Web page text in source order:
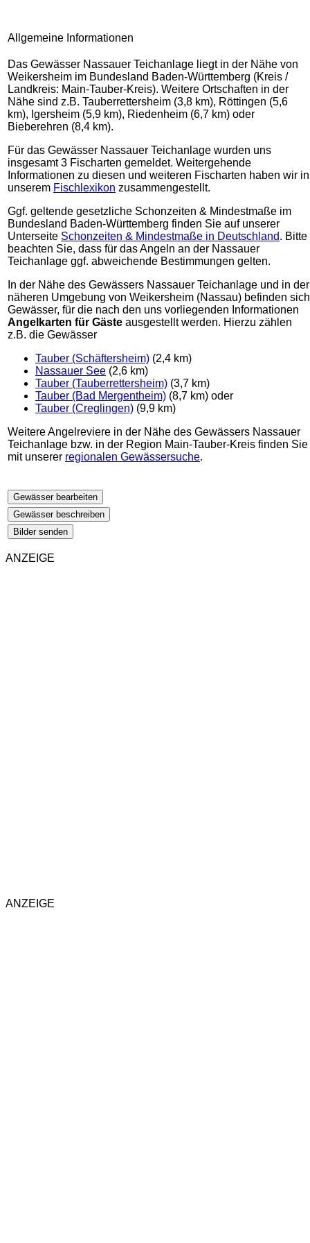
Allgemeine Informationen
Das Gewässer Nassauer Teichanlage liegt in der Nähe von
Weikersheim im Bundesland Baden-Württemberg (Kreis /
Landkreis: Main-Tauber-Kreis). Weitere Ortschaften in der
Nähe sind z.B. Tauberrettersheim (3,8 km), Röttingen (5,6
km), Igersheim (5,9 km), Riedenheim (6,7 km) oder
Bieberehren (8,4 km).
Für das Gewässer Nassauer Teichanlage wurden uns
insgesamt 3 Fischarten gemeldet. Weitergehende
Informationen zu diesen und weiteren Fischarten haben wir in
unserem Fischlexikon zusammengestellt.
Ggf. geltende gesetzliche Schonzeiten & Mindestmaße im
Bundesland Baden-Württemberg finden Sie auf unserer
Unterseite Schonzeiten & Mindestmaße in Deutschland. Bitte
beachten Sie, dass für das Angeln an der Nassauer
Teichanlage ggf. abweichende Bestimmungen gelten.
In der Nähe des Gewässers Nassauer Teichanlage und in der
näheren Umgebung von Weikersheim (Nassau) befinden sich
Gewässer, für die nach den uns vorliegenden Informationen
Angelkarten für Gäste ausgestellt werden. Hierzu zählen
z.B. die Gewässer
Tauber (Schäftersheim) (2,4 km)
Nassauer See (2,6 km)
Tauber (Tauberrettersheim) (3,7 km)
Tauber (Bad Mergentheim) (8,7 km) oder
Tauber (Creglingen) (9,9 km)
Weitere Angelreviere in der Nähe des Gewässers Nassauer
Teichanlage bzw. in der Region Main-Tauber-Kreis finden Sie
mit unserer regionalen Gewässersuche.
Gewässer bearbeiten
Gewässer beschreiben
Bilder senden
ANZEIGE
ANZEIGE